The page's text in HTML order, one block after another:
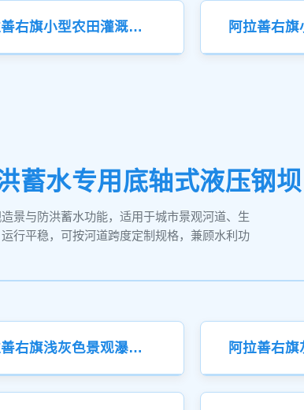
阿拉善右旗小型农田灌溉钢制闸门
蓄水专用底轴式液压钢坝
景与防洪蓄水功能，适用于城市景观河道、生
行平稳，可按河道跨度定制规格，兼顾水利功
阿拉善右旗浅灰色景观瀑布液压钢坝